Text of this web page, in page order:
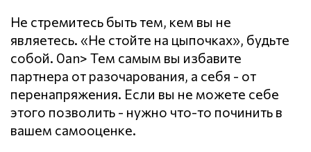
Не стремитесь быть тем, кем вы не
являетесь. «Не стойте на цыпочках», будьте
собой. 0an> Тем самым вы избавите
партнера от разочарования, а себя - от
перенапряжения. Если вы не можете себе
этого позволить - нужно что-то починить в
вашем самооценке.